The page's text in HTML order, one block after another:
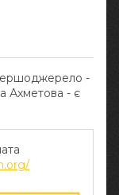
-
Ахметова - є